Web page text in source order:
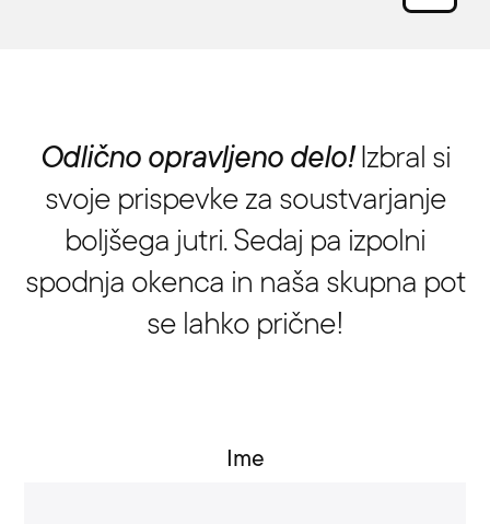
Odlično opravljeno delo!Izbral si
svoje prispevke za soustvarjanje
boljšega jutri. Sedaj pa izpolni
spodnja okenca in naša skupna pot
se lahko prične!
Ime